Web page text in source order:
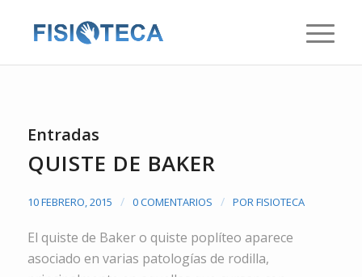
Entradas
QUISTE DE BAKER
10 FEBRERO, 2015 / 0 COMENTARIOS / PORFISIOTECA
El quiste de Baker o quiste poplíteo aparece
asociado en varias patologías de rodilla,